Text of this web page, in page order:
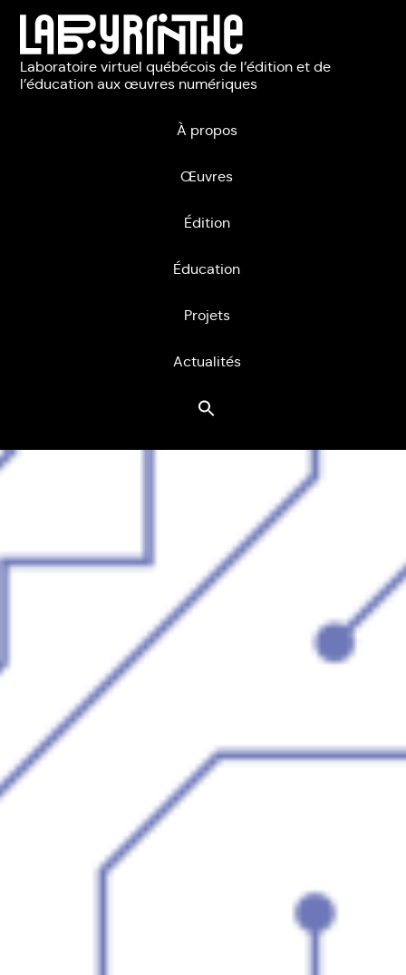
Laboratoire virtuel québécois de l’édition et de
l’éducation aux œuvres numériques
À propos
Œuvres
Édition
Éducation
Projets
Actualités